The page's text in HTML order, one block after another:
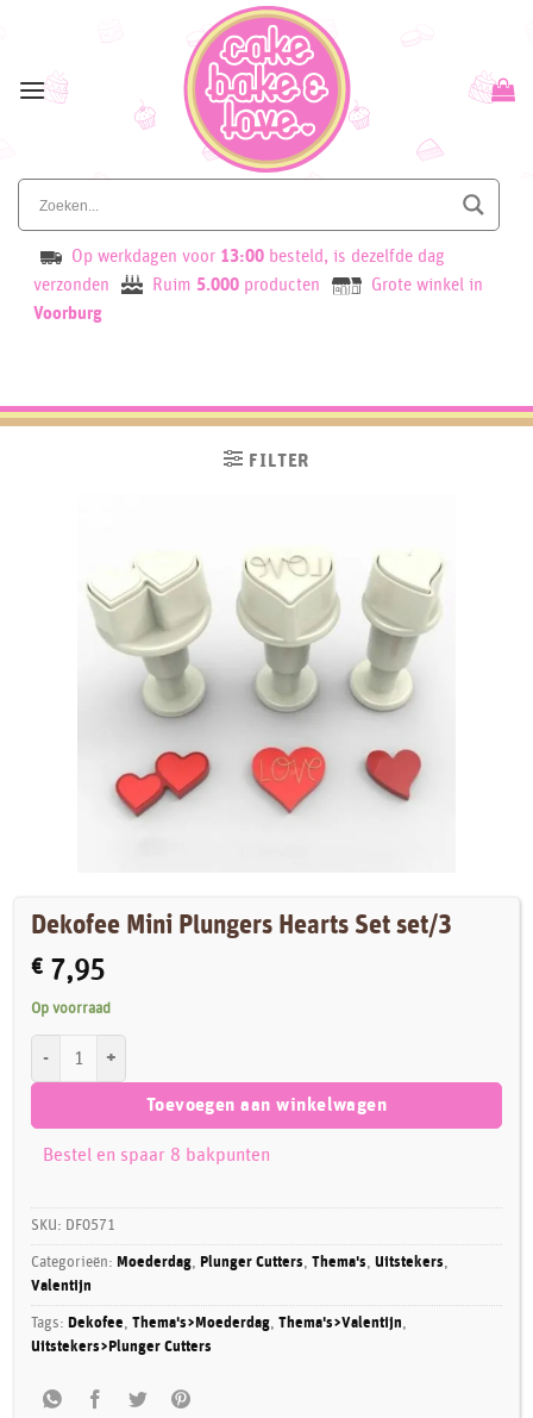
content
Op werkdagen voor 13:00 besteld, is dezelfde dag
verzonden
Ruim 5.000 producten
Grote winkel in
Voorburg
FILTER
Dekofee Mini Plungers Hearts Set set/3
€ 7,95
Op voorraad
Toevoegen aan winkelwagen
Bestel en spaar 8 bakpunten
SKU: DF0571
Categorieën: Moederdag, Plunger Cutters,Thema's,Uitstekers,
Valentijn
Tags: Dekofee,Thema's>Moederdag,Thema's>Valentijn,
Uitstekers>Plunger Cutters